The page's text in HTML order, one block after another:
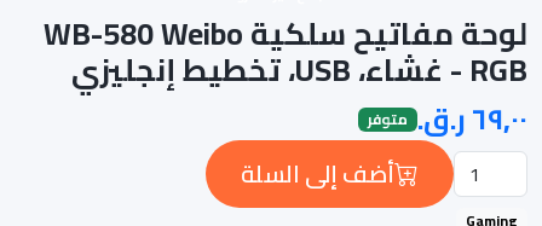
لوحة مفاتيح سلكية WB-580 Weibo
RGB - غشاء، USB، تخطيط إنجليزي
متوفر
أضف إلى السلة
Gaming